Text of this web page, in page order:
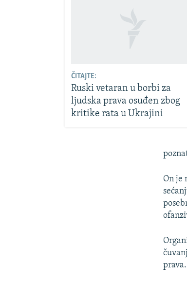
ČITAJTE:
Ruski vetaran u borbi za
ljudska prava osuđen zbog
kritike rata u Ukrajini
On je
prava.